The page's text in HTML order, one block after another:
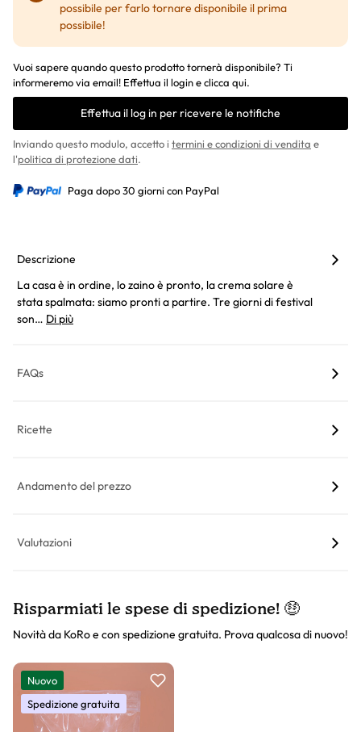
possibile per farlo tornare disponibile il prima
possibile!
Vuoi sapere quando questo prodotto tornerà disponibile? Ti
informeremo via email! Effettua il login e clicca qui.
Effettua il log in per ricevere le notifiche
Inviando questo modulo, accetto i termini e condizioni di vendita e
l'politica di protezione dati.
Paga dopo 30 giorni con PayPal
Descrizione
La casa è in ordine, lo zaino è pronto, la crema solare è
stata spalmata: siamo pronti a partire. Tre giorni di festival
son… Di più
FAQs
Ricette
Andamento del prezzo
Valutazioni
Risparmiati le spese di spedizione! 🤑
Novità da KoRo e con spedizione gratuita. Prova qualcosa di nuovo!
Slider prodotto
Nuovo
Spedizione gratuita